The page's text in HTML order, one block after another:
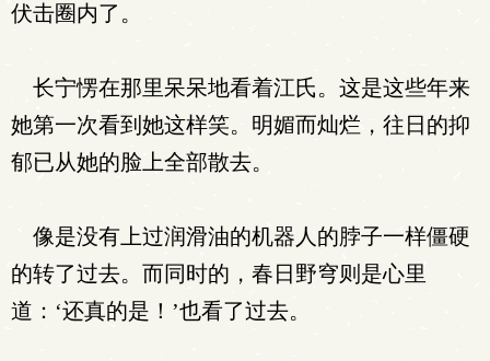
伏击圈内了。
长宁愣在那里呆呆地看着江氏。这是这些年来
她第一次看到她这样笑。明媚而灿烂，往日的抑
郁已从她的脸上全部散去。
像是没有上过润滑油的机器人的脖子一样僵硬
的转了过去。而同时的，春日野穹则是心里
道：‘还真的是！’也看了过去。